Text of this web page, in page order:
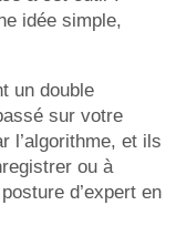
idée simple,
un double
sur votre
l’algorithme, et ils
ou à
d’expert en